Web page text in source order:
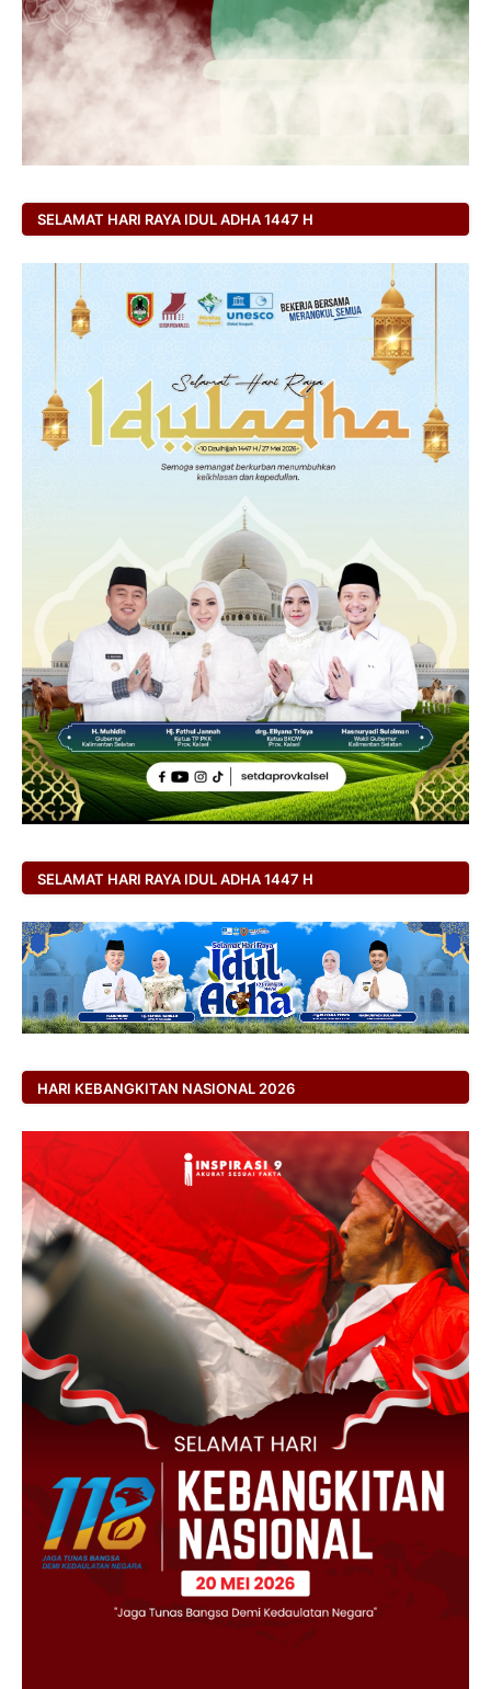
SELAMAT HARI RAYA IDUL ADHA 1447 H
SELAMAT HARI RAYA IDUL ADHA 1447 H
HARI KEBANGKITAN NASIONAL 2026